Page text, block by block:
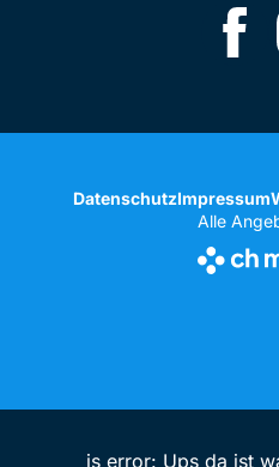
DatenschutzImpressum
Alle
js error: Ups da ist